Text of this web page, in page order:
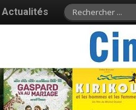
Actualités